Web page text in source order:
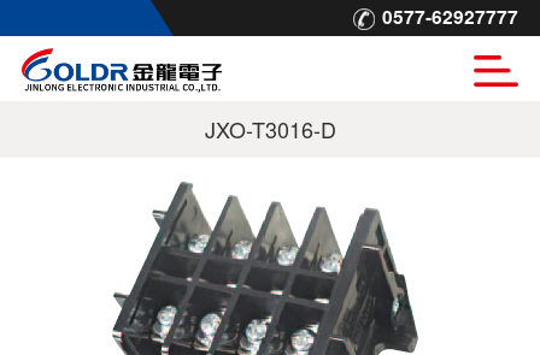
0577-62927777
JXO-T3016-D